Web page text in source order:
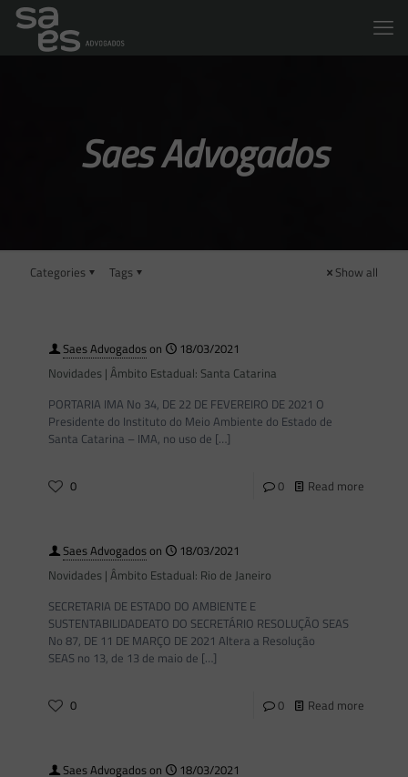
Saes Advogados
Categories Tags Show all
Saes Advogadoson
18/03/2021
Novidades | Âmbito Estadual: Santa Catarina
PORTARIA IMA No 34, DE 22 DE FEVEREIRO DE 2021 O
Presidente do Instituto do Meio Ambiente do Estado de
Santa Catarina – IMA, no uso de […]
0 0 Read more
Saes Advogadoson
18/03/2021
Novidades | Âmbito Estadual: Rio de Janeiro
SECRETARIA DE ESTADO DO AMBIENTE E
SUSTENTABILIDADEATO DO SECRETÁRIO RESOLUÇÃO SEAS
No 87, DE 11 DE MARÇO DE 2021 Altera a Resolução
SEAS no 13, de 13 de maio de […]
0 0 Read more
Saes Advogadoson
18/03/2021